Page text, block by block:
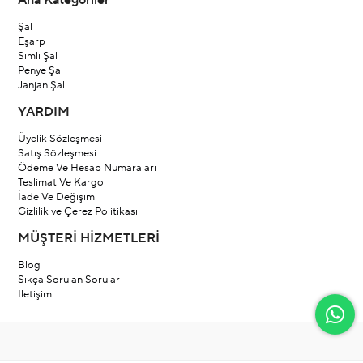
Şal
Eşarp
Simli Şal
Penye Şal
Janjan Şal
YARDIM
Üyelik Sözleşmesi
Satış Sözleşmesi
Ödeme Ve Hesap Numaraları
Teslimat Ve Kargo
İade Ve Değişim
Gizlilik ve Çerez Politikası
MÜŞTERİ HİZMETLERİ
Blog
Sıkça Sorulan Sorular
İletişim